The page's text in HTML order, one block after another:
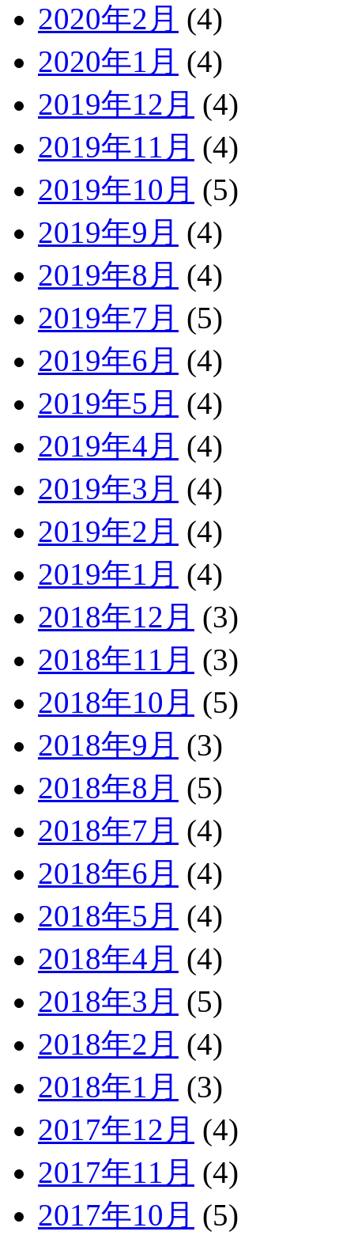
2020年2月 (4)
2020年1月 (4)
2019年12月 (4)
2019年11月 (4)
2019年10月 (5)
2019年9月 (4)
2019年8月 (4)
2019年7月 (5)
2019年6月 (4)
2019年5月 (4)
2019年4月 (4)
2019年3月 (4)
2019年2月 (4)
2019年1月 (4)
2018年12月 (3)
2018年11月 (3)
2018年10月 (5)
2018年9月 (3)
2018年8月 (5)
2018年7月 (4)
2018年6月 (4)
2018年5月 (4)
2018年4月 (4)
2018年3月 (5)
2018年2月 (4)
2018年1月 (3)
2017年12月 (4)
2017年11月 (4)
2017年10月 (5)